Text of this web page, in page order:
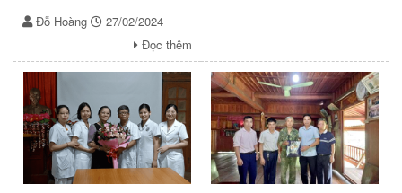
Đỗ Hoàng
27/02/2024
Đọc thêm